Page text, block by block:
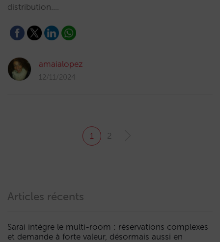
distribution.…
amaialopez
12/11/2024
1 2
Articles récents
Sarai intègre le multi-room : réservations complexes
et demande à forte valeur, désormais aussi en